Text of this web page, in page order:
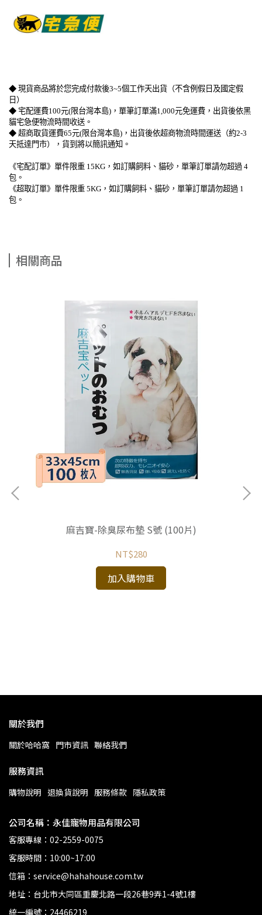
◆ 現貨商品將於您完成付款後3~5個工作天出貨（不含例假日及國定假
日）
◆ 宅配運費100元(限台灣本島)，單筆訂單滿1,000元免運費，出貨後依黑
貓宅急便物流時間收送。
◆ 超商取貨運費65元(限台灣本島)，出貨後依超商物流時間運送（約2-3
天抵達門市），貨到將以簡訊通知。
《宅配訂單》單件限重 15KG，如訂購飼料、貓砂，單筆訂單請勿超過 4
包。
《超取訂單》單件限重 5KG，如訂購飼料、貓砂，單筆訂單請勿超過 1
包。
相關商品
麻吉寶-除臭尿布墊 S號 (100片)
NT$280
加入購物車
關於我們
關於哈哈窩 門市資訊 聯絡我們
服務資訊
購物說明 退換貨說明 服務條款 隱私政策
公司名稱：永佳寵物用品有限公司
客服專線：02-2559-0075
客服時間：10:00~17:00
信箱：service@hahahouse.com.tw
地址：台北市大同區重慶北路一段26巷9弄1-4號1樓
統一編號：24466219